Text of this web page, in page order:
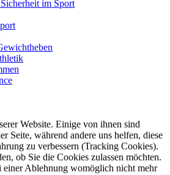
im Sport
Website. Einige von ihnen sind
Seite, während andere uns helfen, diese
zu verbessern (Tracking Cookies).
ob Sie die Cookies zulassen möchten.
einer Ablehnung womöglich nicht mehr